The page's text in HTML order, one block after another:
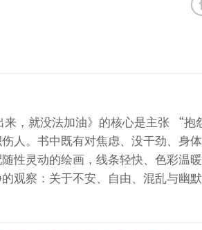
来，就没法加油》的核心是主张 “
人。书中既有对焦虑、没干劲、身
性灵动的绘画，线条轻快、色彩
观察：关于不安、自由、混乱与幽